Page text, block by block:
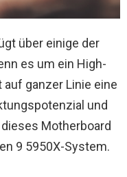
über einige der
es um ein High-
ganzer Linie eine
und
Motherboard
9 5950X-System.